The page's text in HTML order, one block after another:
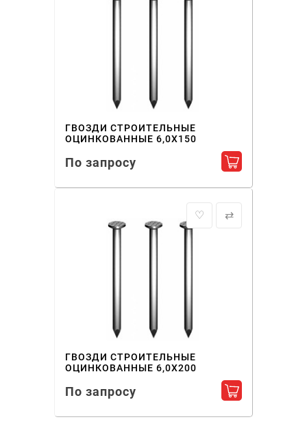
ГВОЗДИ СТРОИТЕЛЬНЫЕ
ОЦИНКОВАННЫЕ 6,0X150
По запросу Добавить в
♡ ⇄
ГВОЗДИ СТРОИТЕЛЬНЫЕ
ОЦИНКОВАННЫЕ 6,0X200
По запросу Добавить в